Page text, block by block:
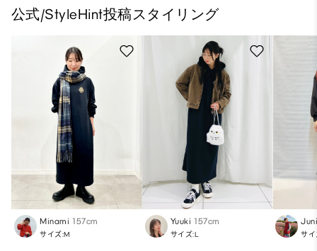
公式/StyleHint投稿スタイリング
Minami 157cm
サイズ:M
Yuuki 157cm
サイズ:L サ